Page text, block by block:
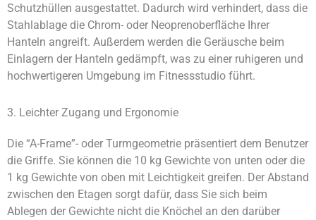
Schutzhüllen ausgestattet. Dadurch wird verhindert, dass die
Stahlablage die Chrom- oder Neoprenoberfläche Ihrer
Hanteln angreift. Außerdem werden die Geräusche beim
Einlagern der Hanteln gedämpft, was zu einer ruhigeren und
hochwertigeren Umgebung im Fitnessstudio führt.
3. Leichter Zugang und Ergonomie
Die “A-Frame”- oder Turmgeometrie präsentiert dem Benutzer
die Griffe. Sie können die 10 kg Gewichte von unten oder die
1 kg Gewichte von oben mit Leichtigkeit greifen. Der Abstand
zwischen den Etagen sorgt dafür, dass Sie sich beim
Ablegen der Gewichte nicht die Knöchel an den darüber